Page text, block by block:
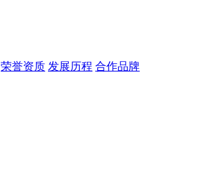
荣誉资质 发展历程 合作品牌